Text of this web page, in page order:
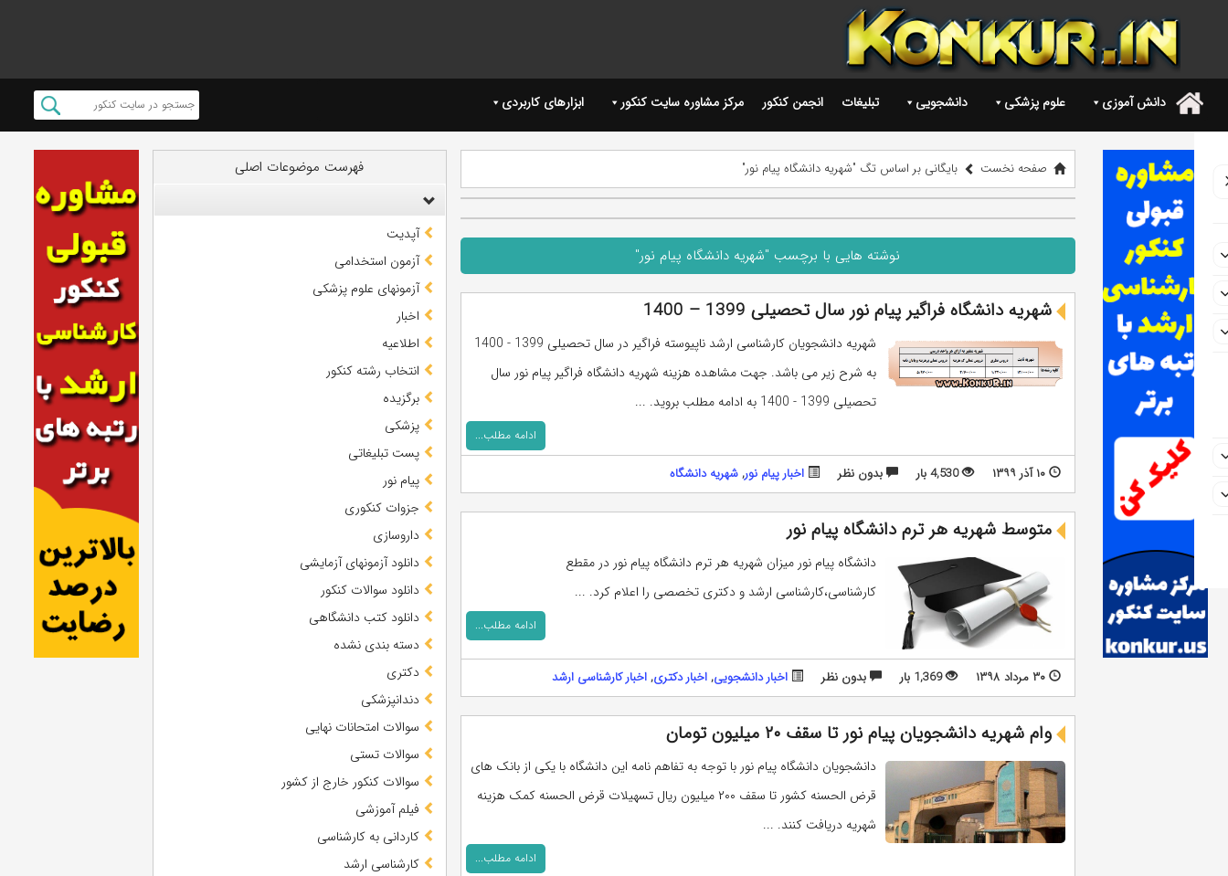
. دانش آموزی علوم پزشکی دانشجویی تبلیغات انجمن کنکور مرکز مشاوره سایت کنکور ابزارهای کاربردی
صفحه نخست بایگانی بر اساس تگ "شهریه دانشگاه پیام نور"
نوشته هایی با برچسب "شهریه دانشگاه پیام نور"
شهریه دانشگاه فراگیر پیام نور سال تحصیلی 1399 – 1400
شهریه دانشجویان كارشناسی ارشد ناپیوسته فراگیر در سال تحصیلی 1399 - 1400
به شرح زیر می باشد. جهت مشاهده هزینه شهریه دانشگاه فراگیر پیام نور سال
تحصیلی 1399 - 1400 به ادامه مطلب بروید. ...
ادامه مطلب...
۱۰ آذر ۱۳۹۹ 4,530 بار بدون نظر اخبار پیام نور,شهریه دانشگاه
متوسط شهریه هر ترم دانشگاه پیام نور
دانشگاه پیام نور میزان شهریه هر ترم دانشگاه پیام نور در مقطع
کارشناسی،کارشناسی ارشد و دکتری تخصصی را اعلام کرد. ...
ادامه مطلب...
۳۰ مرداد ۱۳۹۸ 1,369 بار بدون نظر اخبار دانشجویی,اخبار دکتری,اخبار کارشناسی ارشد
وام شهریه دانشجویان پیام نور تا سقف ۲۰ میلیون تومان
دانشجویان دانشگاه پیام نور با توجه به تفاهم نامه این دانشگاه با یکی از بانک های
قرض الحسنه کشور تا سقف ۲۰۰ میلیون ریال تسهیلات قرض الحسنه کمک هزینه
شهریه دریافت کنند. ...
ادامه مطلب...
فهرست موضوعات اصلی
آپدیت
آزمون استخدامی
آزمونهای علوم پزشکی
اخبار
اطلاعیه
انتخاب رشته کنکور
برگزیده
پزشکی
پست تبلیغاتی
پیام نور
جزوات کنکوری
داروسازی
دانلود آزمونهای آزمایشی
دانلود سوالات کنکور
دانلود کتب دانشگاهی
دسته بندی نشده
دکتری
دندانپزشکی
سوالات امتحانات نهایی
سوالات تستی
سوالات کنکور خارج از کشور
فیلم آموزشی
کاردانی به کارشناسی
کارشناسی ارشد